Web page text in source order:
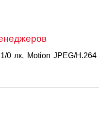
0 лк, Motion JPEG/